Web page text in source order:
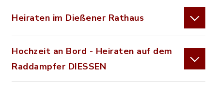
Heiraten im Dießener Rathaus
Hochzeit an Bord - Heiraten auf dem
Raddampfer DIESSEN